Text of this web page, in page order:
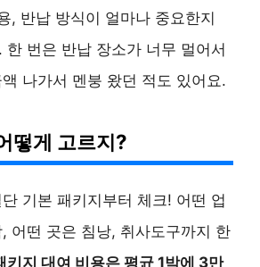
, 반납 방식이 얼마나 중요한지
한 번은 반납 장소가 너무 멀어서
나가서 멘붕 왔던 적도 있어요.
떻게 고르지?
기본 패키지부터 체크! 어떤 업
어떤 곳은 침낭, 취사도구까지 한
키지 대여 비용은 평균 1박에 3만